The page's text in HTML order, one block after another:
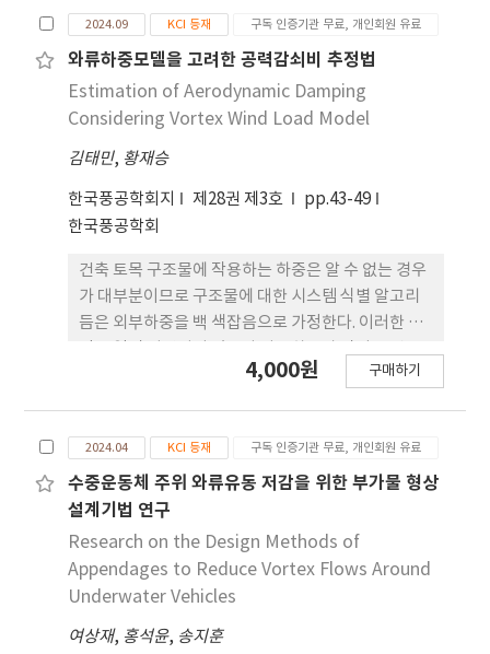
using a Taylor vortex mixer. In this study, we
analyzed raw milk pasteurization efficacy and
rancidity and compared the results with
those obtained using different types of
conventional mixers. During the experiments,
the sterilization temperature and time were
varied to measure milk sample acidity via
assessment of rancidity and sterilization
effects. We assessed microbial survival
through specific culture media. The Taylor
vortex system demonstrated superior
sterilization efficiency with minimal rancidity,
established the Taylor vortex mixer as an
effective and quality-preserving alternative
for raw milk pasteurization, highlighting its
potential use in the food industry.
2024.09 KCI 등재 구독 인증기관 무료, 개인회원 유료
와류하중모델을 고려한 공력감쇠비 추정법
Estimation of Aerodynamic Damping
Considering Vortex Wind Load Model
김태민, 황재승
한국풍공학회지 제28권 제3호
pp.43-49
한국풍공학회
건축 토목 구조물에 작용하는 하중은 알 수 없는 경우
가 대부분이므로 구조물에 대한 시스템 식별 알고리
듬은 외부하중을 백 색잡음으로 가정한다. 이러한 가
럼이 특정한 형태를 가지고 있는 경우 모달 파라 미터
이용하여 하중모델 을 구축하고 이를 이용하여 감쇠
비를 추정하는 새로운 기법을 제안한다. 본 제안 기법
은 외부하중을 백색잡음으로 가정하는 기존 VDS 기
법을 기반으로 외부하중 스펙트럼 모델을 고려할 수
있는 보다 일반화된 기법이다. 제안된 추정기법을 직
사각형단면 공탄성모델에 대한 공기력진동실험으로
신뢰성을 검증하였다. 풍속에 따라 풍하중 모델을 구
4,000원 구매하기
2024.04 KCI 등재 구독 인증기관 무료, 개인회원 유료
수중운동체 주위 와류유동 저감을 위한 부가물 형상
설계기법 연구
Research on the Design Methods of
Appendages to Reduce Vortex Flows Around
Underwater Vehicles
여상재, 홍석윤, 송지훈